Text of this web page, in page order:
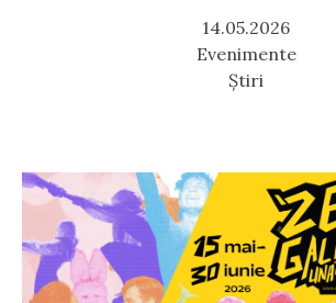
14.05.2026
Evenimente
Știri